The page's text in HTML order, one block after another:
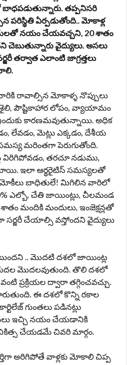
తప్పనిసరి
పరిస్థితి ఏర్పడుతోంది.. మోకాళ్ల
నయం చేయవచ్చని, 20 శాతం
వైద్యులు. అసలు
తర్వాత ఎలాంటి జాగ్రత్తలు
వారికి రావాల్సిన మోకాళ్ళ నొప్పులు
పౌష్టికాహార లోపం, వ్యాయామం
కారణమవుతున్నాయి. అధిక
లేవడం, మెట్లు ఎక్కడం, దేశీయ
మరింతగా పెరుగుతోంది.
విరిగిపోవడం, తరచూ నడుము,
ఇలా ఆర్థరైటిస్‌ సమస్యలతో
మోకీలు బాధితులే! మిగిలిన వారిలో
ఎల్బో, చేతి జాయింట్లు, చీలమండ
మందికి మందులు, ఇంజెక్షన్లతో
చేయాల్సి వస్తోందని వైద్యులు
.. మొదటి దశలో జాయింట్ల
మొదలవుతుంది. తొలి దశలో
ప్రక్రియల ద్వారా తగ్గించవచ్చు.
ఈ దశలో కొన్ని రకాల
గుంతలు పడినట్లు
ఇచ్చి నయం చేయడానికి
చికిత్స చేయడమే చివరి మార్గం.
అరిగిపోతే వాళ్లకు మోకాలి చిప్ప